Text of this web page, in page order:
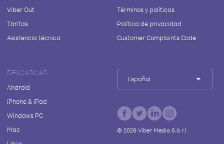
Viber Out
Tarifas
Asistencia técnica
Términos y políticas
Política de privacidad
Customer Complaints Code
DESCARGAR
Android
iPhone & iPad
Windows PC
Mac
Español
© 2026Viber Media S.à r.l.